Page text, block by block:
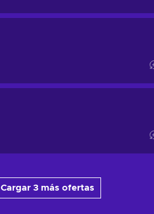
Cargar 3 más ofertas